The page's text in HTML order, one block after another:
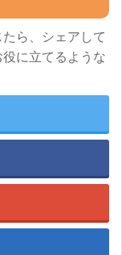
ら、シェアして
に立てるような